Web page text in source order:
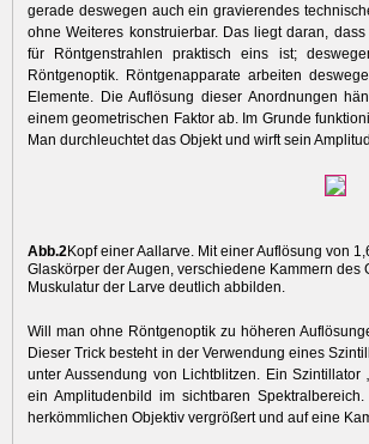
gerade deswegen auch ein gravierendes
ohne Weiteres konstruierbar. Das liegt daran,
für Röntgenstrahlen praktisch eins ist;
Röntgenoptik. Röntgenapparate arbeiten
Elemente. Die Auflösung dieser Anordnungen
einem geometrischen Faktor ab. Im Grunde
Man durchleuchtet das Objekt und wirft sein
Abb.2Kopf einer Aallarve. Mit einer Auflösung von
Glaskörper der Augen, verschiedene Kammern
Muskulatur der Larve deutlich abbilden.
Will man ohne Röntgenoptik zu höheren
Dieser Trick besteht in der Verwendung eines
unter Aussendung von Lichtblitzen. Ein Szintillator
ein Amplitudenbild im sichtbaren
herkömmlichen Objektiv vergrößert und auf eine